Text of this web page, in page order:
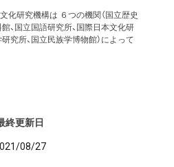
化研究機構は ６つの機関（国立歴史
、国立国語研究所、国際日本文化研
究所、国立民族学博物館）によって
終更新日
08/27